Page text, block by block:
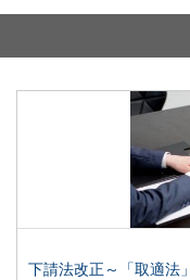
下請法改正～「取適法